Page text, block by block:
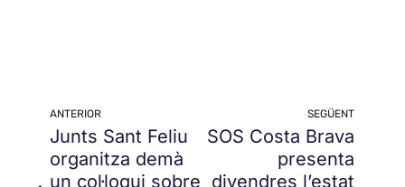
ANTERIOR
Junts Sant Feliu
organitza demà
un col·loqui sobre
SEGÜENT
SOS Costa Brava
presenta
divendres l’estat